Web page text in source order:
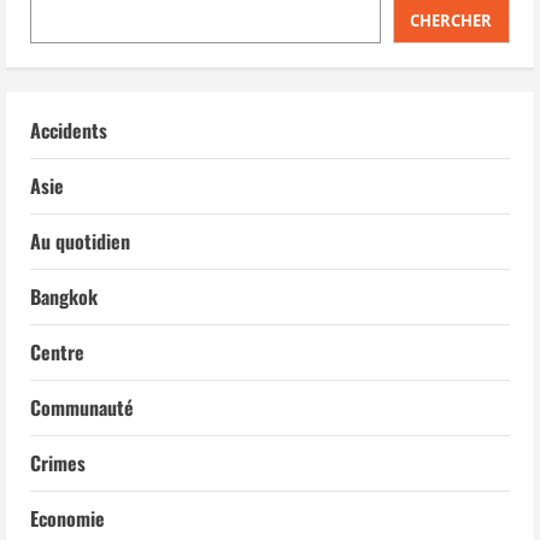
CHERCHER
Accidents
Asie
Au quotidien
Bangkok
Centre
Communauté
Crimes
Economie